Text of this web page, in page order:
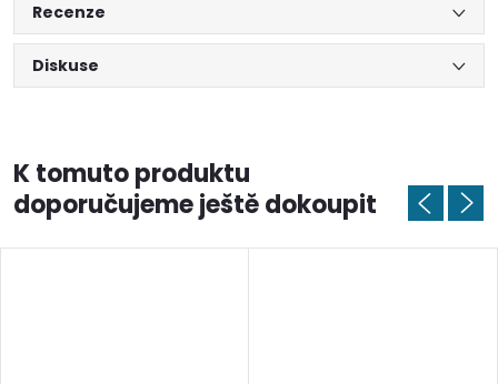
Recenze
Diskuse
K tomuto produktu
doporučujeme ještě dokoupit